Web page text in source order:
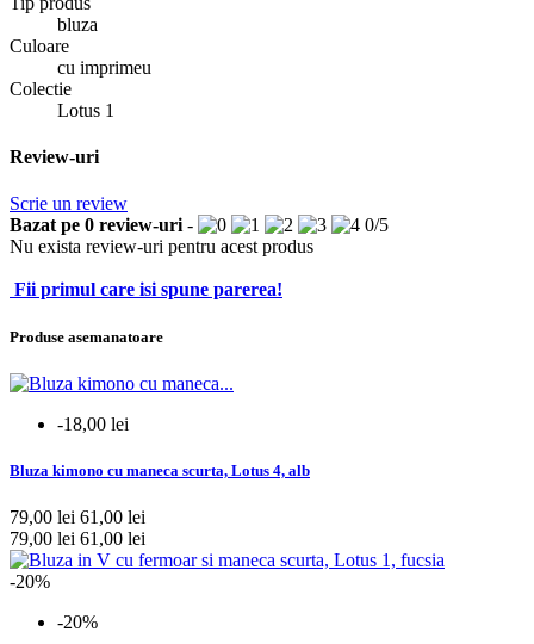
bluza
Culoare
cu imprimeu
Colectie
Lotus 1
Review-uri
Scrie un review
Bazat pe 0 review-uri- 0/5
Nu exista review-uri pentru acest produs
Fii primul care isi spune parerea!
Produse asemanatoare
-18,00 lei
Bluza kimono cu maneca scurta, Lotus 4, alb
79,00 lei 61,00 lei
79,00 lei 61,00 lei
-20%
-20%